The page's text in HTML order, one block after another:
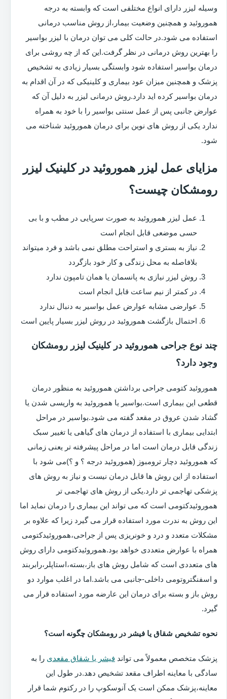
وسیله لیزر دارای انواع مختلفی است که وابسته به درجه
هموروئید و همچنین وضعیت بیمار،از روش مناسب درمانی
استفاده می شود.در حالت کلی می توان درمان با لیزر بواسیر
را بهترین روش درمانی در نظر گرفت.این که از چه روشی برای
درمان بواسیر استفاده شود وابستگی بسیار زیادی به تشخیص
پزشک و همچنین میزان عود بیماری و کلینیکی که در آن اقدام به
درمان بواسیر کرده اید دارد.روش درمانی لیزر به دلیل آن که
عوارض جانبی پس از عمل سنتی بواسیر را با خود به همراه
ندارد یکی از روش های نوین برای درمان هموروئید شناخته می
شود.
مزایای عمل لیزر هموروئید در کلینیک لیزر
رومشکان چیست؟
عمل لیزر هموروئید به صورت سرپایی در مطب و با بی
حسی موضعی قابل انجام است
نیاز به بستری و استراحت مطلق نمی باشد و فرد میتواند
بلافاصله به محل زندگی و کار خود بازگردد
روش لیزر نیازی به پانسمان یا همان تامپون ندارد
در کمتر از نیم ساعت قابل انجام است
عوارضی مشابه عوارض عمل بواسیر به دنبال ندارد
احتمال بازگشت هموروئید در روش لیزر بسیار پایین است
چند نوع جراحی هموروئید در کلینیک لیزر رومشکان
وجود دارد؟
هموروئید کتومی جراحی برداشتن هموروئید به منظور درمان
قطعی این بیماری است.بواسیر یا هموروئید به واریسی شدن یا
گشاد شدن عروق در مقعد گفته می شود.بواسیر در مراحل
ابتدایی بیماری با استفاده از درمان های گیاهی یا تغییر سبک
زندگی قابل درمان است اما در مراحل پیشرفته تر یعنی زمانی
که هموروئید دچار ترومبوز (هموروئید درجه ؟ و ؟)می شود با
استفاده از این روش ها قابل درمان نیست و نیاز به روش های
پزشکی تهاجمی تر دارد.یکی از روش های تهاجمی تر
هموروئیدکتومی است که می تواند این بیماری را درمان نماید اما
این روش به ندرت مورد استفاده قرار می گیرد زیرا که علاوه بر
مشکلات متعدد و درد و خونریزی پس از جراحی،هموروئیدکتومی
همراه با عوارض متعددی خواهد بود.هموروئیدکتومی دارای روش
های متعددی است که شامل روش های باز،بسته،استاپلر،رابربند
و اسفنگتروتومی داخلی-جانبی می باشد.اما در اغلب موارد دو
روش باز و بسته برای درمان این عارضه مورد استفاده قرار می
گیرد.
نحوه تشخیص شقاق یا فیشر در رومشکان چگونه است؟
پزشک متخصص معمولاً می تواند فیشر یا شقاق مقعدی را به
سادگی با معاینه اطراف مقعد تشخیص دهد.در طول این
معاینه،پزشک ممکن است یک آنوسکوپ را در رکتوم شما قرار